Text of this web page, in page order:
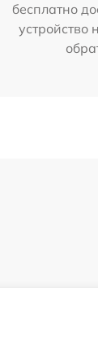
бесплатно
устройство